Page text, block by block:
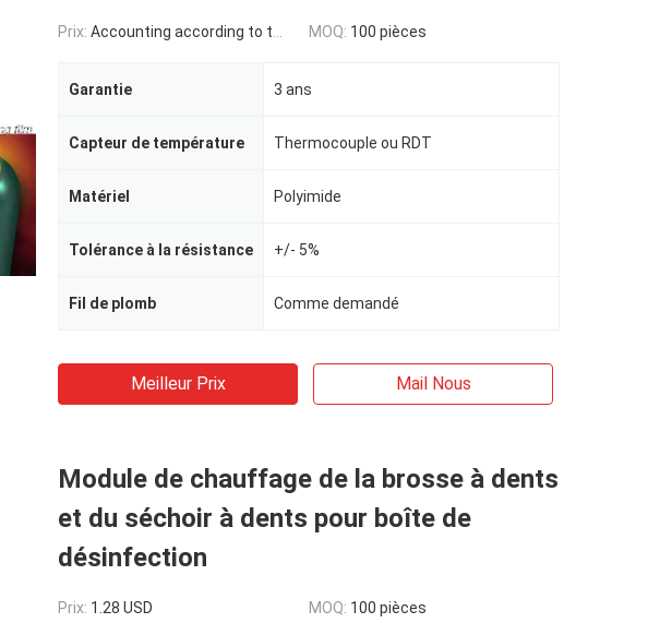
Prix: Accounting according to the design drawings MOQ: 100 pièces
Garantie 3 ans
Capteur de température Thermocouple ou RDT
Matériel Polyimide
Tolérance à la résistance +/- 5%
Fil de plomb Comme demandé
Meilleur Prix Mail Nous
Module de chauffage de la brosse à dents
et du séchoir à dents pour boîte de
désinfection
Prix: 1.28 USD MOQ: 100 pièces